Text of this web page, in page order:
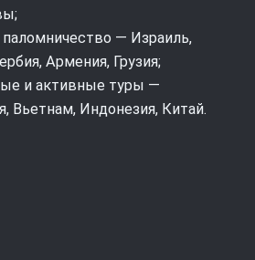
— Израиль,
Армения, Грузия;
и активные туры —
Вьетнам, Индонезия, Китай.